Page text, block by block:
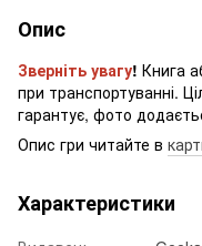
Опис
Зверніть увагу! Книга
при транспортуванні.
гарантує, фото
Опис гри читайте в
Характеристики